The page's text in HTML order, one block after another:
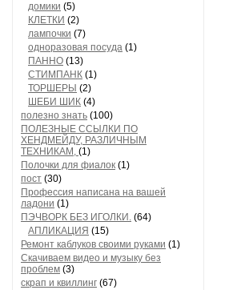
домики (5)
КЛЕТКИ (2)
лампочки (7)
одноразовая посуда (1)
ПАННО (13)
СТИМПАНК (1)
ТОРШЕРЫ (2)
ШЕБИ ШИК (4)
полезно знать (100)
ПОЛЕЗНЫЕ ССЫЛКИ ПО
ХЕНДМЕЙДУ, РАЗЛИЧНЫМ
ТЕХНИКАМ, (1)
Полочки для фиалок (1)
пост (30)
Профессия написана на вашей
ладони (1)
ПЭЧВОРК БЕЗ ИГОЛКИ. (64)
АПЛИКАЦИЯ (15)
Ремонт каблуков своими руками (1)
Скачиваем видео и музыку без
проблем (3)
скрап и квиллинг (67)